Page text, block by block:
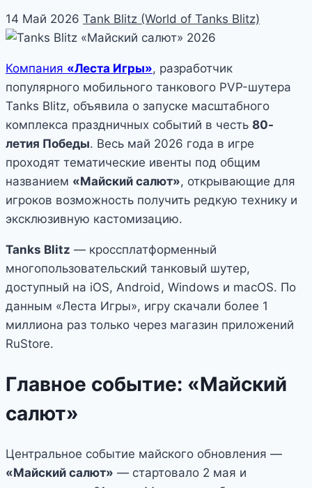
14 Май 2026 Tank Blitz (World of Tanks Blitz)
Компания «Леста Игры», разработчик
популярного мобильного танкового PVP-шутера
Tanks Blitz, объявила о запуске масштабного
комплекса праздничных событий в честь 80-
летия Победы. Весь май 2026 года в игре
проходят тематические ивенты под общим
названием «Майский салют», открывающие для
игроков возможность получить редкую технику и
эксклюзивную кастомизацию.
Tanks Blitz — кроссплатформенный
многопользовательский танковый шутер,
доступный на iOS, Android, Windows и macOS. По
данным «Леста Игры», игру скачали более 1
миллиона раз только через магазин приложений
RuStore.
Главное событие: «Майский
салют»
Центральное событие майского обновления —
«Майский салют» — стартовало 2 мая и